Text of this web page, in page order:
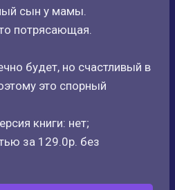
сын у мамы.
потрясающая.
будет, но счастливый в
это спорный
книги: нет;
за 129.0р. без